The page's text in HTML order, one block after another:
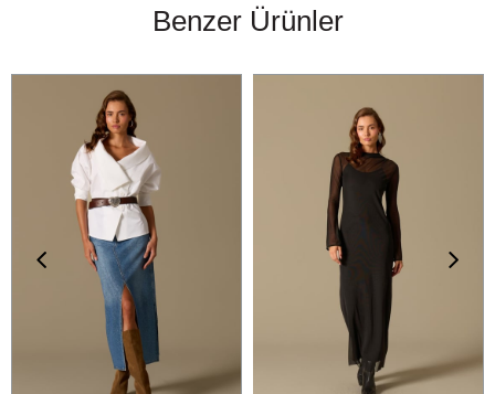
Benzer Ürünler